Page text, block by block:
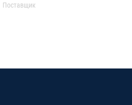
Поставщик